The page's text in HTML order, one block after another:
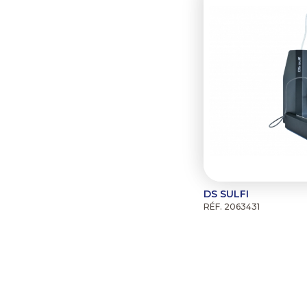
DS SULFI
RÉF. 2063431